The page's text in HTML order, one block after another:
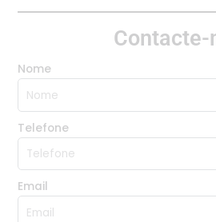
Contacte-
Nome
Telefone
Email